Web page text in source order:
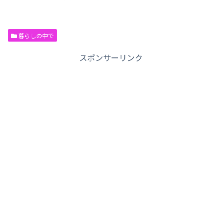
暮らしの中で
スポンサーリンク